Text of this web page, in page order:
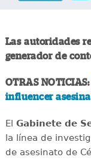
Las autoridades
generador de
OTRAS NOTICIAS:
influencer
El Gabinete de
la línea de
de asesinato de